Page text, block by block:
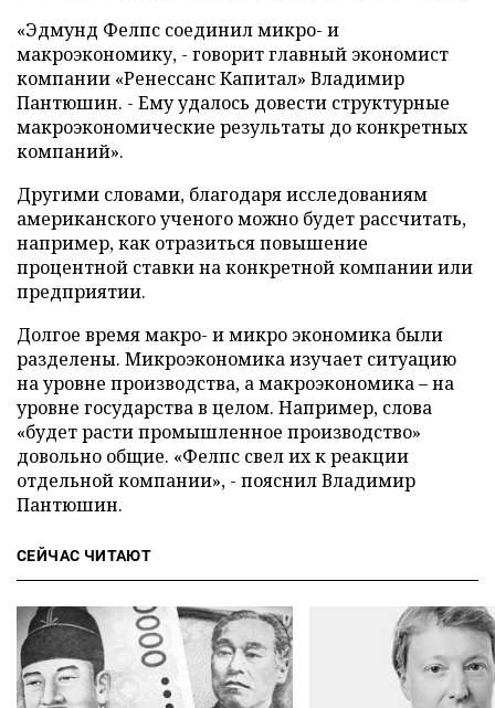
«Эдмунд Фелпс соединил микро- и
макроэкономику, - говорит главный экономист
компании «Ренессанс Капитал» Владимир
Пантюшин. - Ему удалось довести структурные
макроэкономические результаты до конкретных
компаний».
Другими словами, благодаря исследованиям
американского ученого можно будет рассчитать,
например, как отразиться повышение
процентной ставки на конкретной компании или
предприятии.
Долгое время макро- и микро экономика были
разделены. Микроэкономика изучает ситуацию
на уровне производства, а макроэкономика – на
уровне государства в целом. Например, слова
«будет расти промышленное производство»
довольно общие. «Фелпс свел их к реакции
отдельной компании», - пояснил Владимир
Пантюшин.
СЕЙЧАС ЧИТАЮТ